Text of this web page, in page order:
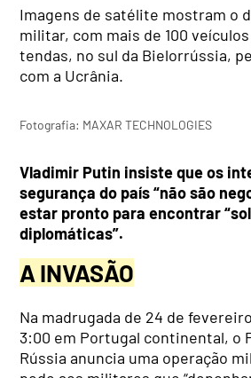
Imagens de satélite mostram o
militar, com mais de 100
tendas, no sul da Bielorrússia,
com a Ucrânia.
Fotografia: MAXAR TECHNOLOGIES
Vladimir Putin insiste que os
segurança do país “não são
estar pronto para encontrar
diplomáticas”.
A INVASÃO
Na madrugada de 24 de
3:00 em Portugal continental, o
Rússia anuncia uma operação